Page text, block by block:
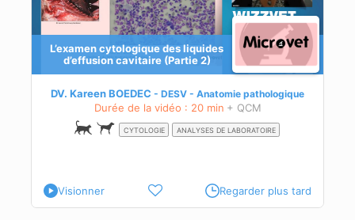
L’examen cytologique des liquides
d’effusion cavitaire (Partie 2)
DV. Kareen BOEDEC DESV - Anatomie pathologique
Durée de la vidéo : 20 min + QCM
CYTOLOGIE ANALYSES DE LABORATOIRE
Visionner Regarder plus tard